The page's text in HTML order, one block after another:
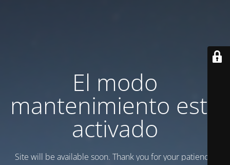
El modo
mantenimiento está
activado
Site will be available soon. Thank you for your patience!